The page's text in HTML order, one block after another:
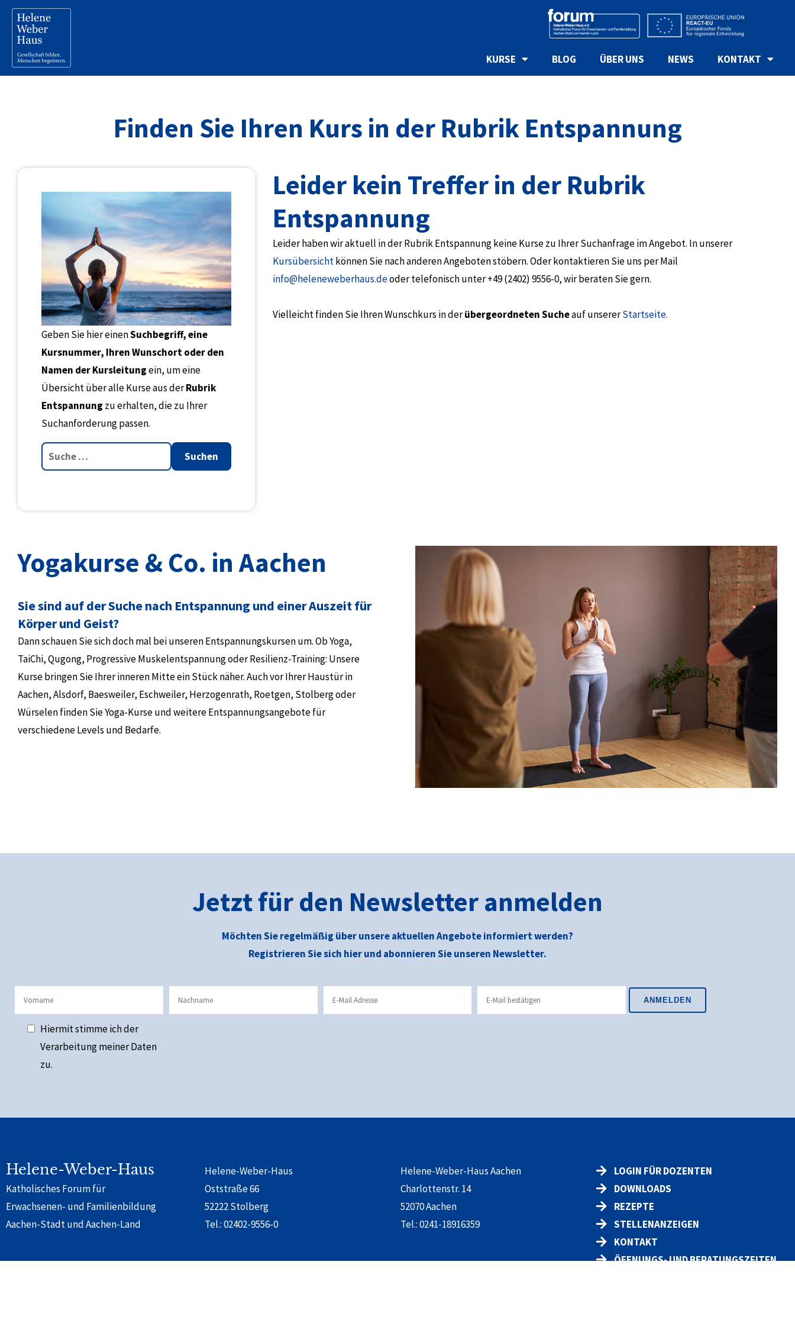
KURSE BLOG ÜBER UNS NEWS KONTAKT
Finden Sie Ihren Kurs in der Rubrik Entspannung
Geben Sie hier einenSuchbegriff, eine
Kursnummer, Ihren Wunschort oder den
Namen der Kursleitungein, um eine
Übersicht über alle Kurse aus derRubrik
Entspannung zu erhalten, die zu Ihrer
Suchanforderung passen.
Suchen
Leider kein Treffer in der Rubrik
Entspannung
Leider haben wir aktuell in der Rubrik Entspannung keine Kurse zu Ihrer Suchanfrage im Angebot. In unserer
Kursübersichtkönnen Sie nach anderen Angeboten stöbern. Oder kontaktieren Sie uns per Mail
info@heleneweberhaus.deoder telefonisch unter +49 (2402) 9556-0, wir beraten Sie gern.
Vielleicht finden Sie Ihren Wunschkurs in derübergeordneten Sucheauf unsererStartseite.
Yogakurse & Co. in Aachen
Sie sind auf der Suche nach Entspannung und einer Auszeit für
Körper und Geist?
Dann schauen Sie sich doch mal bei unseren Entspannungskursen um. Ob Yoga,
TaiChi, Qugong, Progressive Muskelentspannung oder Resilienz-Training: Unsere
Kurse bringen Sie Ihrer inneren Mitte ein Stück näher. Auch vor Ihrer Haustür in
Aachen, Alsdorf, Baesweiler, Eschweiler, Herzogenrath, Roetgen, Stolberg oder
Würselen finden Sie Yoga-Kurse und weitere Entspannungsangebote für
verschiedene Levels und Bedarfe.
Jetzt für den Newsletter anmelden
Möchten Sie regelmäßig über unsere aktuellen Angebote informiert werden?
Registrieren Sie sich hier und abonnieren Sie unseren Newsletter.
Hiermit stimme ich der
Verarbeitung meiner Daten
zu.
Helene-Weber-Haus
Katholisches Forum für
Erwachsenen- und Familienbildung
Aachen-Stadt und Aachen-Land
Helene-Weber-Haus
Oststraße 66
52222 Stolberg
Tel.:02402-9556-0
Helene-Weber-Haus Aachen
Charlottenstr. 14
52070 Aachen
Tel.:0241-18916359
LOGIN FÜR DOZENTEN
DOWNLOADS
REZEPTE
STELLENANZEIGEN
KONTAKT
ÖFFNUNGS- UND BERATUNGSZEITEN